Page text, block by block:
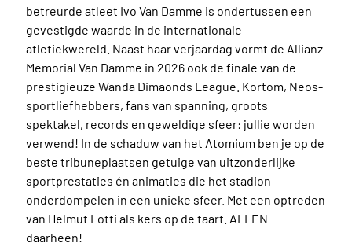
betreurde atleet Ivo Van Damme is ondertussen een
gevestigde waarde in de internationale
atletiekwereld. Naast haar verjaardag vormt de Allianz
Memorial Van Damme in 2026 ook de finale van de
prestigieuze Wanda Dimaonds League. Kortom, Neos-
sportliefhebbers, fans van spanning, groots
spektakel, records en geweldige sfeer: jullie worden
verwend! In de schaduw van het Atomium ben je op de
beste tribuneplaatsen getuige van uitzonderlijke
sportprestaties én animaties die het stadion
onderdompelen in een unieke sfeer. Met een optreden
van Helmut Lotti als kers op de taart. ALLEN
daarheen!